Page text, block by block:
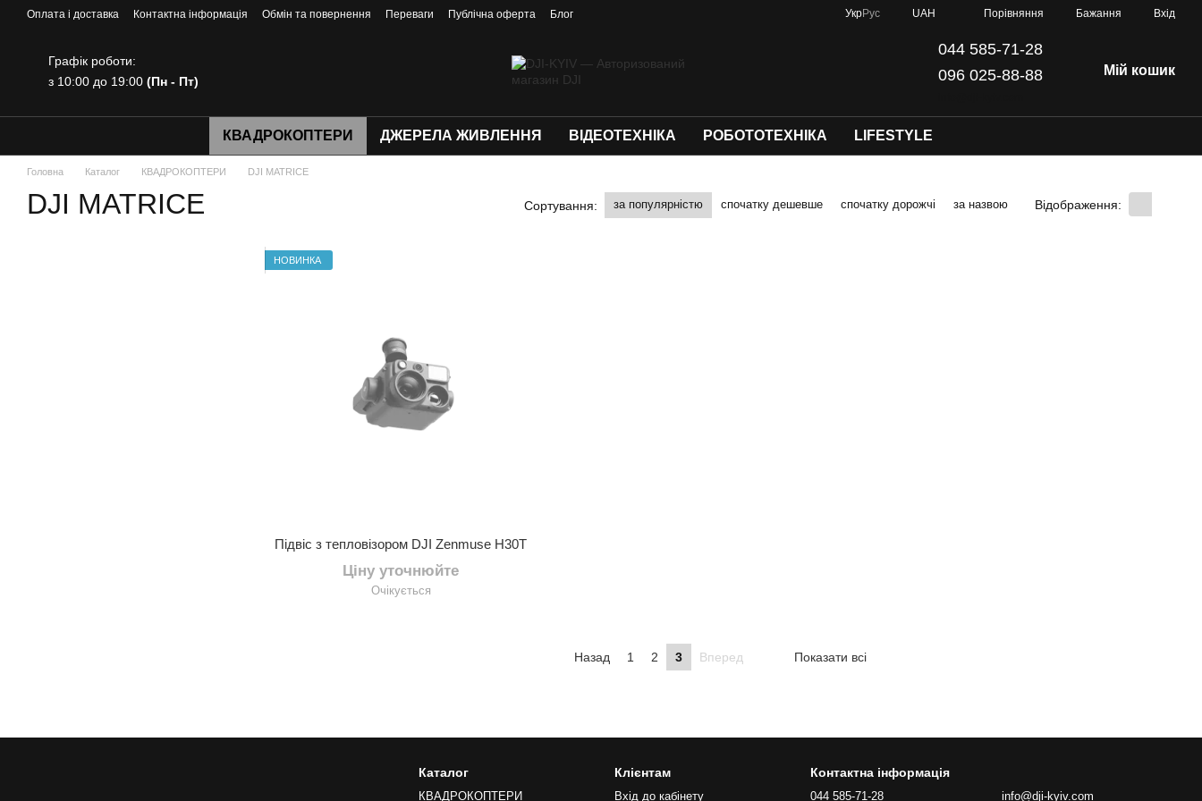
Перейти до основного контенту
Оплата і доставка Контактна інформація Обмін та повернення Переваги Публічна оферта Блог УкрРус UAH Порівняння Бажання Вхід
Графік роботи:
з 10:00 до 19:00 (Пн - Пт)
044 585-71-28
096 025-88-88
Мій кошик
КВАДРОКОПТЕРИ ДЖЕРЕЛА ЖИВЛЕННЯ ВІДЕОТЕХНІКА РОБОТОТЕХНІКА LIFESTYLE
Головна Каталог КВАДРОКОПТЕРИ DJI MATRICE
DJI MATRICE Сортування: за популярністю спочатку дешевше спочатку дорожчі за назвою Відображення:
НОВИНКА
Підвіс з тепловізором DJI Zenmuse H30T
Ціну уточнюйте
Очікується
Назад 1 2 3 Вперед Показати всі
Каталог
КВАДРОКОПТЕРИ
Клієнтам
Вхід до кабінету
Контактна інформація
044 585-71-28 info@dji-kyiv.com